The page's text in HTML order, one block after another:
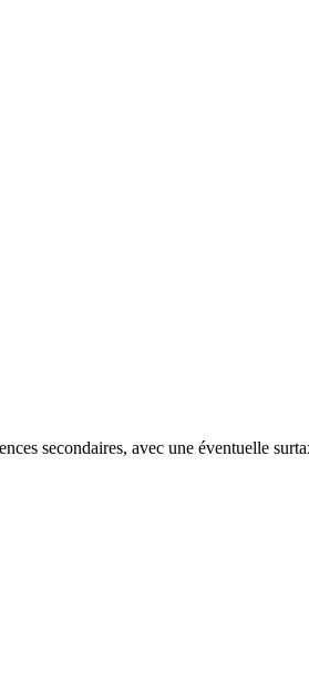
secondaires, avec une éventuelle